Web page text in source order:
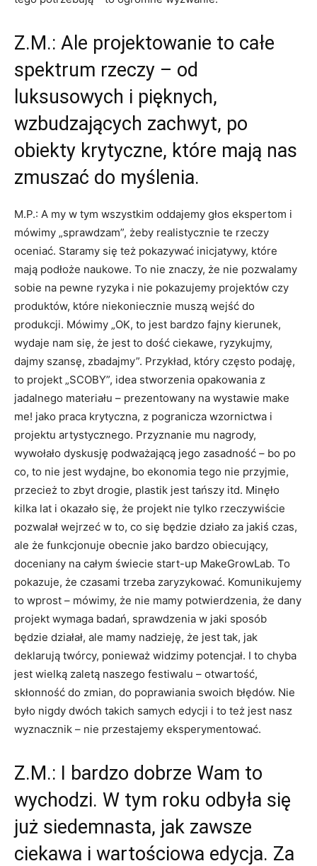
Z.M.: Ale projektowanie to całe
spektrum rzeczy – od
luksusowych i pięknych,
wzbudzających zachwyt, po
obiekty krytyczne, które mają nas
zmuszać do myślenia.
M.P.: A my w tym wszystkim oddajemy głos ekspertom i
mówimy „sprawdzam”, żeby realistycznie te rzeczy
oceniać. Staramy się też pokazywać inicjatywy, które
mają podłoże naukowe. To nie znaczy, że nie pozwalamy
sobie na pewne ryzyka i nie pokazujemy projektów czy
produktów, które niekoniecznie muszą wejść do
produkcji. Mówimy „OK, to jest bardzo fajny kierunek,
wydaje nam się, że jest to dość ciekawe, ryzykujmy,
dajmy szansę, zbadajmy”. Przykład, który często podaję,
to projekt „SCOBY”, idea stworzenia opakowania z
jadalnego materiału – prezentowany na wystawie make
me! jako praca krytyczna, z pogranicza wzornictwa i
projektu artystycznego. Przyznanie mu nagrody,
wywołało dyskusję podważającą jego zasadność – bo po
co, to nie jest wydajne, bo ekonomia tego nie przyjmie,
przecież to zbyt drogie, plastik jest tańszy itd. Minęło
kilka lat i okazało się, że projekt nie tylko rzeczywiście
pozwalał wejrzeć w to, co się będzie działo za jakiś czas,
ale że funkcjonuje obecnie jako bardzo obiecujący,
doceniany na całym świecie start-up MakeGrowLab. To
pokazuje, że czasami trzeba zaryzykować. Komunikujemy
to wprost – mówimy, że nie mamy potwierdzenia, że dany
projekt wymaga badań, sprawdzenia w jaki sposób
będzie działał, ale mamy nadzieję, że jest tak, jak
deklarują twórcy, ponieważ widzimy potencjał. I to chyba
jest wielką zaletą naszego festiwalu – otwartość,
skłonność do zmian, do poprawiania swoich błędów. Nie
było nigdy dwóch takich samych edycji i to też jest nasz
wyznacznik – nie przestajemy eksperymentować.
Z.M.: I bardzo dobrze Wam to
wychodzi. W tym roku odbyła się
już siedemnasta, jak zawsze
ciekawa i wartościowa edycja. Za